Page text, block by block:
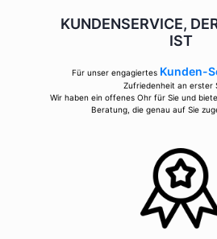
KUNDENSERVICE,
IST
Für unser engagiertes Kunden-
Zufriedenheit an erster
Wir haben ein offenes Ohr für Sie und
Beratung, die genau auf Sie